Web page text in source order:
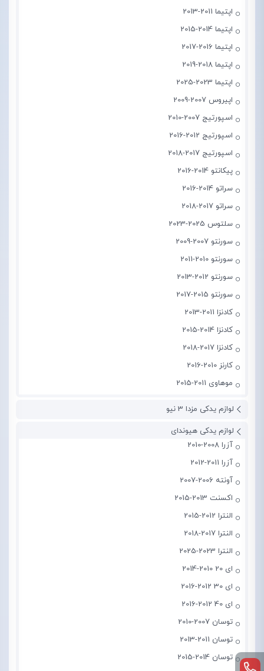
اپتیما 2011-2013
اپتیما 2014-2015
اپتیما 2016-2017
اپتیما 2018-2019
اپتیما 2023-2025
اپیروس 2007-2009
اسپورتیج 2007-2010
اسپورتیج 2012-2016
اسپورتیج 2017-2018
پیکانتو 2014-2016
سراتو 2014-2016
سراتو 2017-2018
سلتوس 2025-2023
سورنتو 2007-2009
سورنتو 2010-2011
سورنتو 2012-2013
سورنتو 2015-2017
کادنزا 2011-2013
کادنزا 2014-2015
کادنزا 2017-2018
کارنز 2010-2016
موهاوی 2011-2015
لوازم یدکی مزدا 3 نیو
لوازم یدکی هیوندای
آزرا 2008-2010
آزرا 2011-2012
آونته 2006-2007
اکسنت 2013-2015
النترا 2012-2015
النترا 2017-2018
النترا 2023-2025
ای 20 2010-2014
ای 30 2012-2016
ای 40 2012-2016
توسان 2007-2010
توسان 2011-2013
توسان 2014-2015